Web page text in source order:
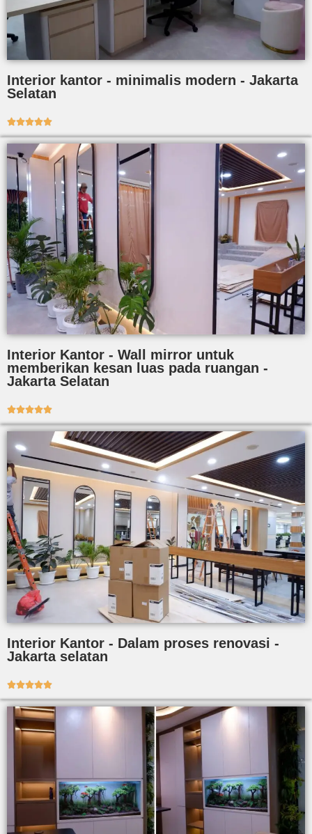
Interior kantor - minimalis modern - Jakarta
Selatan

Interior Kantor - Wall mirror untuk
memberikan kesan luas pada ruangan -
Jakarta Selatan

Interior Kantor - Dalam proses renovasi -
Jakarta selatan
